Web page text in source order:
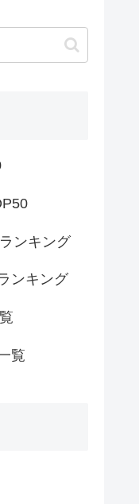
ンキング
ンキング
覧